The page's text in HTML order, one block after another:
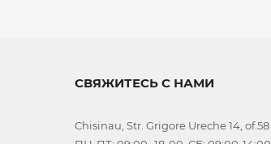
СВЯЖИТЕСЬ С НАМИ
Chisinau, Str. Grigore Ureche 14, of.58